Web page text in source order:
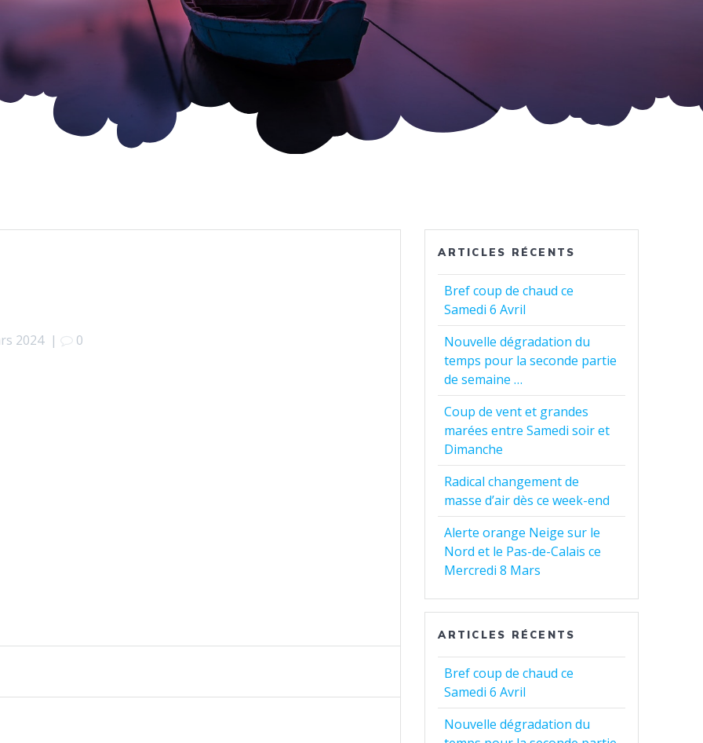
2024| 0
ARTICLES RÉCENTS
Bref coup de chaud ce
Samedi 6 Avril
Nouvelle dégradation du
temps pour la seconde partie
de semaine …
Coup de vent et grandes
marées entre Samedi soir et
Dimanche
Radical changement de
masse d’air dès ce week-end
Alerte orange Neige sur le
Nord et le Pas-de-Calais ce
Mercredi 8 Mars
ARTICLES RÉCENTS
Bref coup de chaud ce
Samedi 6 Avril
Nouvelle dégradation du